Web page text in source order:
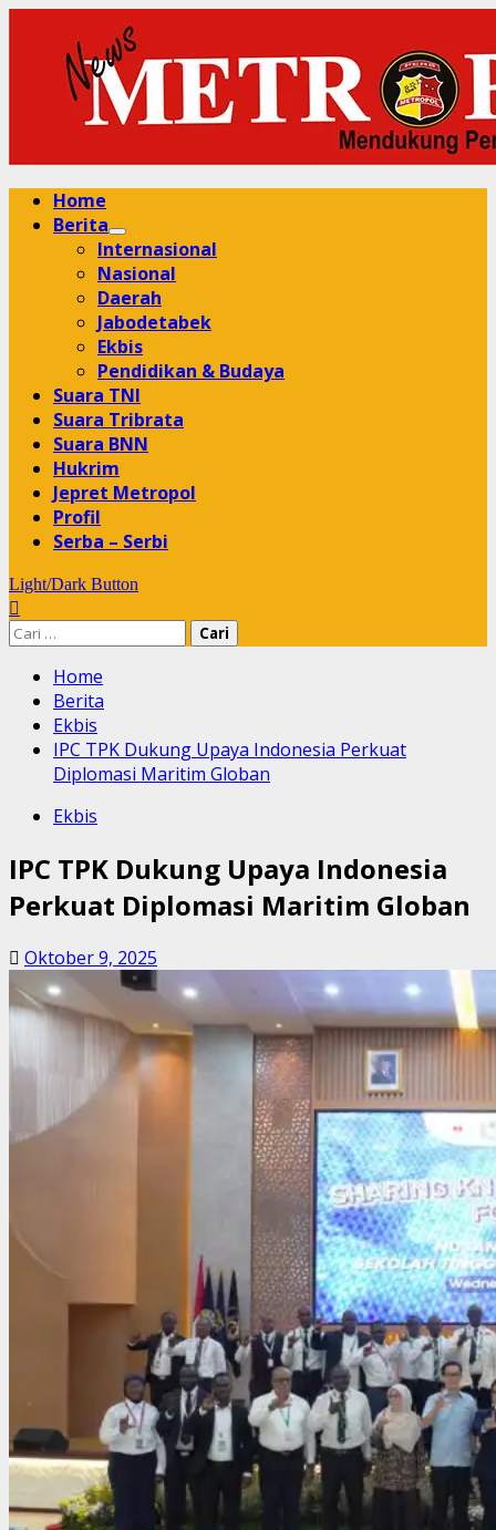
content
Primary
Menu
Home
Berita
Internasional
Nasional
Daerah
Jabodetabek
Ekbis
Pendidikan & Budaya
Suara TNI
Suara Tribrata
Suara BNN
Hukrim
Jepret Metropol
Profil
Serba – Serbi
Light/Dark Button
Cari
Home
Berita
Ekbis
IPC TPK Dukung Upaya Indonesia Perkuat
Diplomasi Maritim Globan
Ekbis
IPC TPK Dukung Upaya Indonesia
Perkuat Diplomasi Maritim Globan
Oktober 9, 2025